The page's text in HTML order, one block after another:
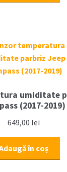
umiditate
(2017-2019)
649,00 lei
în coș